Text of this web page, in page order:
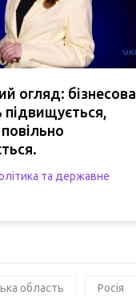
огляд: бізнесова
підвищується,
та державне
область Росія